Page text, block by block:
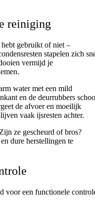
reiniging
gebruikt of niet –
stapelen zich
vermijd je
water met een mild
en de deurrubbers
de afvoer en moeilijk
vaak ijsresten achter.
ze gescheurd of bros?
dure herstellingen te
voor een functionele